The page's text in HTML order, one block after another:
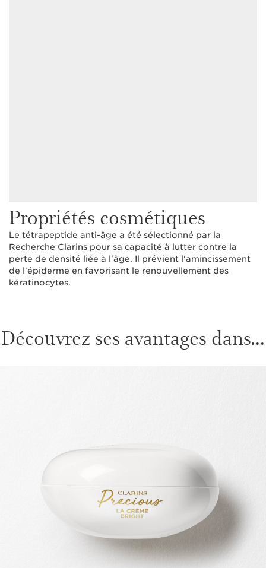
Propriétés cosmétiques
Le tétrapeptide anti-âge a été sélectionné par la
Recherche Clarins pour sa capacité à lutter contre la
perte de densité liée à l'âge. Il prévient l'amincissement
de l'épiderme en favorisant le renouvellement des
kératinocytes.
Découvrez ses avantages dans...